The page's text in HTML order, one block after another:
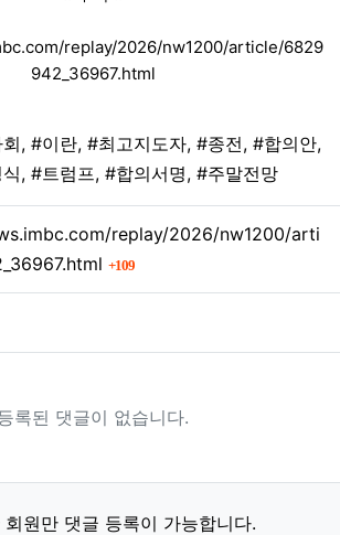
replay/2026/nw1200/article/6829
942_36967.html
, #이란, #최고지도자, #종전, #합의안,
, #트럼프, #합의서명, #주말전망
replay/2026/nw1200/arti
109회 연결
록된 댓글이 없습니다.
회원만 댓글 등록이 가능합니다.